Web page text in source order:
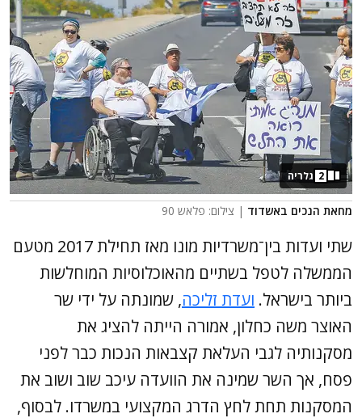
מחאת הנכים באשדוד | צילום: פלאש 90
2 גלריה
שתי ועדות בין־משרדיות מונו מאז תחילת 2017 מטעם
הממשלה לטפל בשתיים מהאוכלוסיות המוחלשות
ביותר בישראל. ועדת זליכה, שמונתה על ידי שר
האוצר משה כחלון, אמורה הייתה להציג את
מסקנותיה לגבי העלאת קצבאות הנכות כבר לפני
פסח, אך השר שמינה את הוועדה עיכב שוב ושוב את
המסקנות תחת לחץ הדרג המקצועי במשרדו. לבסוף,